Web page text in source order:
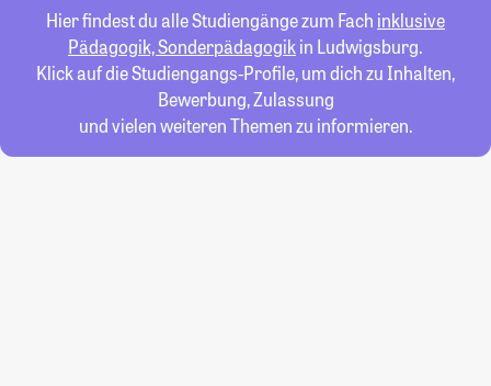
Hier findest du alle Studiengänge zum Fach inklusive
Pädagogik, Sonderpädagogikin Ludwigsburg.
Klick auf die Studiengangs-Profile, um dich zu Inhalten,
Bewerbung, Zulassung
und vielen weiteren Themen zu informieren.